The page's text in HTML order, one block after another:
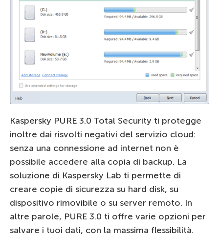
Kaspersky PURE 3.0 Total Security ti protegge
inoltre dai risvolti negativi del servizio cloud:
senza una connessione ad internet non è
possibile accedere alla copia di backup. La
soluzione di Kaspersky Lab ti permette di
creare copie di sicurezza su hard disk, su
dispositivo rimovibile o su server remoto. In
altre parole, PURE 3.0 ti offre varie opzioni per
salvare i tuoi dati, con la massima flessibilità.